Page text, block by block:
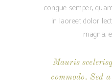
congue semper,
in laoreet dolor
magna,
Mauris
commodo. Sed